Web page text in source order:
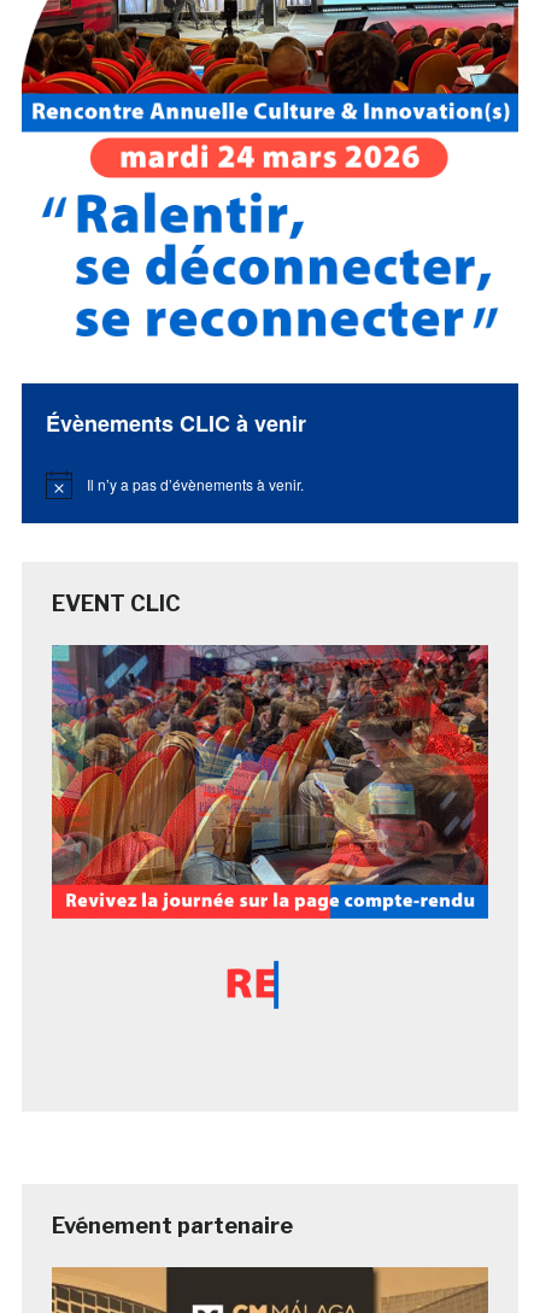
Évènements CLIC à venir
Notice Il n’y a pas d’évènements à venir.
EVENT CLIC
Evénement partenaire